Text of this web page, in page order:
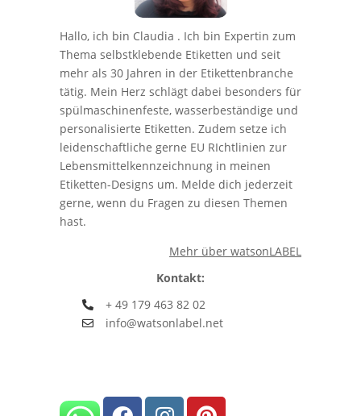
Hallo, ich bin Claudia . Ich bin Expertin zum
Thema selbstklebende Etiketten und seit
mehr als 30 Jahren in der Etikettenbranche
tätig. Mein Herz schlägt dabei besonders für
spülmaschinenfeste, wasserbeständige und
personalisierte Etiketten. Zudem setze ich
leidenschaftliche gerne EU RIchtlinien zur
Lebensmittelkennzeichnung in meinen
Etiketten-Designs um. Melde dich jederzeit
gerne, wenn du Fragen zu diesen Themen
hast.
Mehr über watsonLABEL
Kontakt:
+ 49 179 463 82 02
info@watsonlabel.net